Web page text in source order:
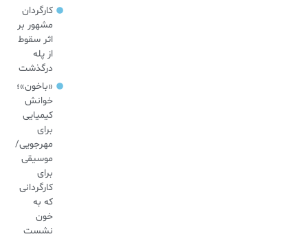
کارگردان
مشهور بر
اثر سقوط
از پله
درگذشت
«باخون»‌؛
خوانش
کیمیایی
برای
مهرجویی/
موسیقی
برای
کارگردانی
که به
خون
نشست